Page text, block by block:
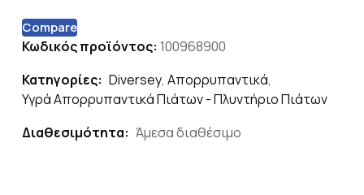
Compare
Κωδικός προϊόντος: 100968900
Κατηγορίες: Diversey, Απορρυπαντικά,
Υγρά Απορρυπαντικά Πιάτων - Πλυντήριο Πιάτων
Διαθεσιμότητα: Άμεσα διαθέσιμο